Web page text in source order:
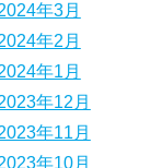
年3月
年2月
年1月
年12月
年11月
年10月